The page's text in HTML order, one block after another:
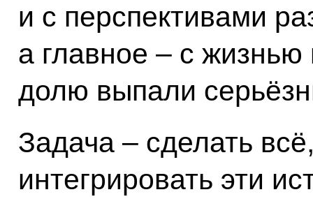
и с перспективами
а главное – с
долю выпали
Задача – сделать
интегрировать эти